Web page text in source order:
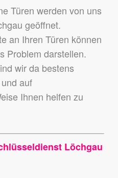
Türen werden von uns
geöffnet.
an Ihren Türen können
Problem darstellen.
wir da bestens
auf
Ihnen helfen zu
Löchgau